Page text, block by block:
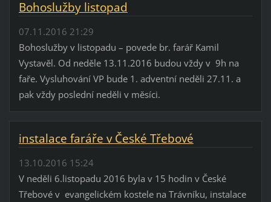
Bohoslužby listopad
07.11.2016 21:29
Bohoslužby v listopadu – povede br. farář Kamil
Vystavěl. Od neděle 13.11.2016 budou vždy v 9h na
faře. Vysluhování VP bude 1. adventní neděli 27.11. a
pak vždy poslední neděli v měsíci.
instalace faráře v České Třebové
13.10.2016 15:24
V neděli 6.listopadu 2016 byla v 15 hodin v České
Třebové v evangelickém kostele na Trávníku, instalace